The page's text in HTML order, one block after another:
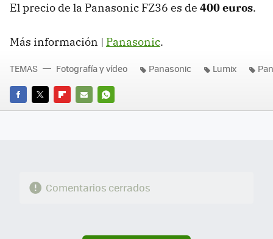
El precio de la Panasonic FZ36 es de 400 euros.
Más información | Panasonic.
FACEBOOK
TWITTERFLIPBOARD
E-
WHATSAPP
TEMAS Fotografía y vídeo Panasonic Lumix
Comentarios cerrados